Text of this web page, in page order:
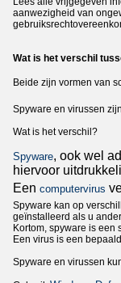
aanwezigheid van
Wat is het verschil
Beide zijn vormen van
Spyware en virussen
Wat is het verschil?
Spyware, ook wel
hiervoor
Een computervirus
Spyware kan op
geïnstalleerd als u
Kortom, spyware is een
Een virus is een
Spyware en virussen